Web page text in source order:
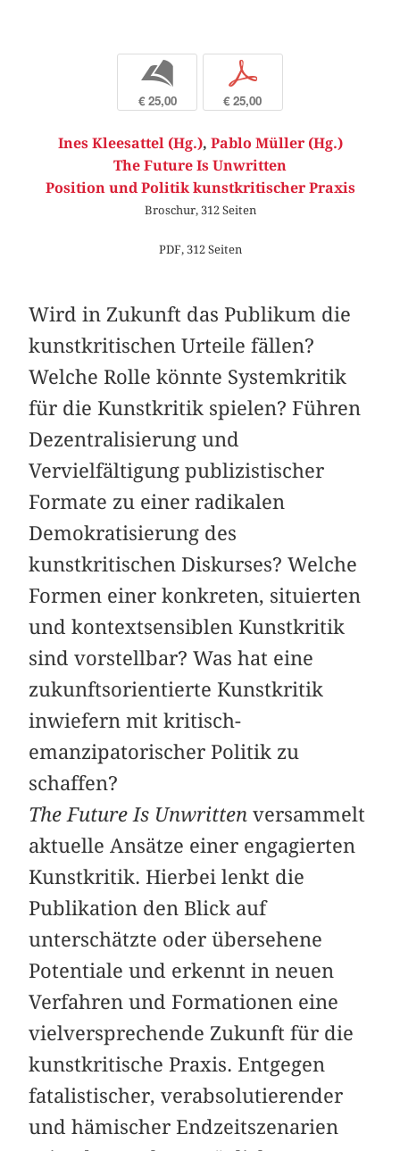
b
€ 25,00
p
€ 25,00
Ines Kleesattel (Hg.), Pablo Müller (Hg.)
The Future Is Unwritten
Position und Politik kunstkritischer Praxis
Broschur, 312 Seiten
PDF, 312 Seiten
Wird in Zukunft das Publikum die
kunstkritischen Urteile fällen?
Welche Rolle könnte Systemkritik
für die Kunstkritik spielen? Führen
Dezentralisierung und
Vervielfältigung publizistischer
Formate zu einer radikalen
Demokratisierung des
kunstkritischen Diskurses? Welche
Formen einer konkreten, situierten
und kontextsensiblen Kunstkritik
sind vorstellbar? Was hat eine
zukunftsorientierte Kunstkritik
inwiefern mit kritisch-
emanzipatorischer Politik zu
schaffen?
The Future Is Unwritten versammelt
aktuelle Ansätze einer engagierten
Kunstkritik. Hierbei lenkt die
Publikation den Blick auf
unterschätzte oder übersehene
Potentiale und erkennt in neuen
Verfahren und Formationen eine
vielversprechende Zukunft für die
kunstkritische Praxis. Entgegen
fatalistischer, verabsolutierender
und hämischer Endzeitszenarien